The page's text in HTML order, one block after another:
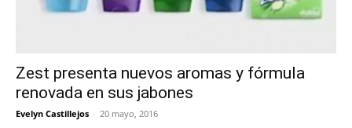
Zest presenta nuevos aromas y fórmula
renovada en sus jabones
Evelyn Castillejos - 20 mayo, 2016